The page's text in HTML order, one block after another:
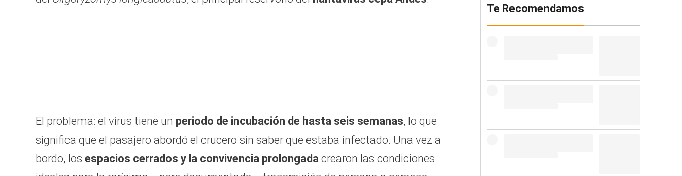
El problema: el virus tiene un periodo de incubación de hasta seis semanas, lo que
significa que el pasajero abordó el crucero sin saber que estaba infectado. Una vez a
bordo, los espacios cerrados y la convivencia prolongada crearon las condiciones
Te Recomendamos